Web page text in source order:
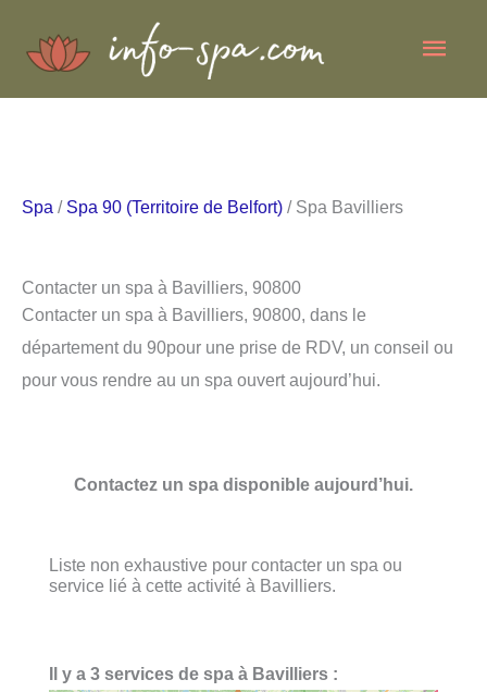
Spa / Spa 90 (Territoire de Belfort) / Spa Bavilliers
Contacter un spa à Bavilliers, 90800
Contacter un spa à Bavilliers, 90800, dans le
département du 90pour une prise de RDV, un conseil ou
pour vous rendre au un spa ouvert aujourd’hui.
Contactez un spa disponible aujourd’hui.
Liste non exhaustive pour contacter un spa ou
service lié à cette activité à Bavilliers.
Il y a 3 services de spa à Bavilliers :